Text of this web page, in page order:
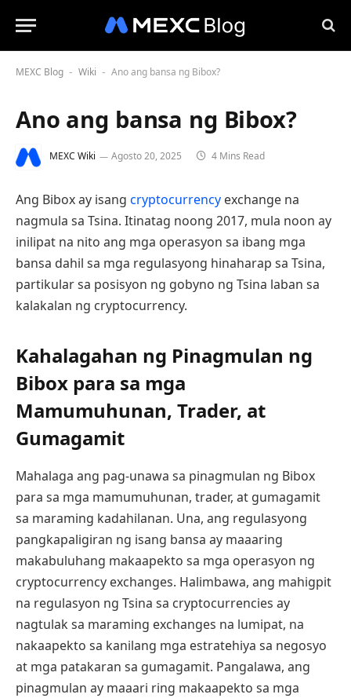
MEXC Blog - Wiki - Ano ang bansa ng Bibox?
Ano ang bansa ng Bibox?
MEXC Wiki Agosto 20, 2025 4 Mins Read
Ang Bibox ay isang cryptocurrency exchange na
nagmula sa Tsina. Itinatag noong 2017, mula noon ay
inilipat na nito ang mga operasyon sa ibang mga
bansa dahil sa mga regulasyong hinaharap sa Tsina,
partikular sa posisyon ng gobyno ng Tsina laban sa
kalakalan ng cryptocurrency.
Kahalagahan ng Pinagmulan ng
Bibox para sa mga
Mamumuhunan, Trader, at
Gumagamit
Mahalaga ang pag-unawa sa pinagmulan ng Bibox
para sa mga mamumuhunan, trader, at gumagamit
sa maraming kadahilanan. Una, ang regulasyong
pangkapaligiran ng isang bansa ay maaaring
makabuluhang makaapekto sa mga operasyon ng
cryptocurrency exchanges. Halimbawa, ang mahigpit
na regulasyon ng Tsina sa cryptocurrencies ay
nagtulak sa maraming exchanges na lumipat, na
nakaapekto sa kanilang mga estratehiya sa negosyo
at mga patakaran sa gumagamit. Pangalawa, ang
pinagmulan ay maaari ring makaapekto sa mga